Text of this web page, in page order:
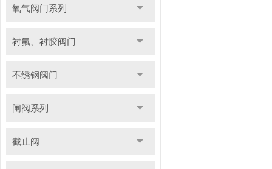
氧气阀门系列
衬氟、衬胶阀门
不绣钢阀门
闸阀系列
截止阀